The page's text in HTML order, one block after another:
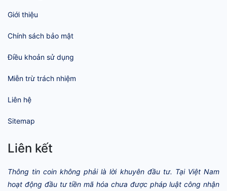
Giới thiệu
Chính sách bảo mật
Điều khoản sử dụng
Miễn trừ trách nhiệm
Liên hệ
Sitemap
Liên kết
Thông tin coin không phải là lời khuyên đầu tư. Tại Việt Nam
hoạt động đầu tư tiền mã hóa chưa được pháp luật công nhận